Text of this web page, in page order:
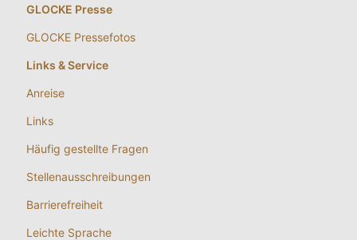
GLOCKE Presse
GLOCKE Pressefotos
Links & Service
Anreise
Links
Häufig gestellte Fragen
Stellenausschreibungen
Barrierefreiheit
Leichte Sprache